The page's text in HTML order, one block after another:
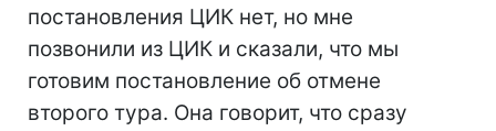
постановления ЦИК нет, но мне
позвонили из ЦИК и сказали, что мы
готовим постановление об отмене
второго тура. Она говорит, что сразу